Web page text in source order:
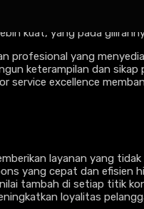
perusahaan
yang inovatif dan
kuat, yang pada
profesional yang
keterampilan dan
service excellence
layanan yang
yang cepat dan efisien
tambah di setiap titik
loyalitas